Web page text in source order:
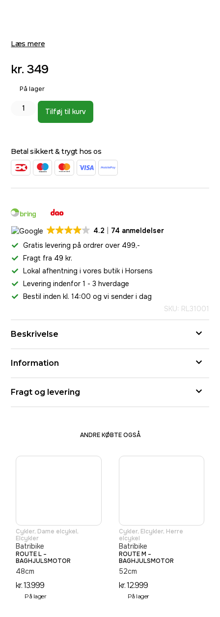
Læs mere
kr. 349
På lager
Tilføj til kurv
Betal sikkert & trygt hos os
4.2
74 anmeldelser
Gratis levering på ordrer over 499,-
Fragt fra 49 kr.
Lokal afhentning i vores butik i Horsens
Levering indenfor 1 - 3 hverdage
Bestil inden kl. 14:00 og vi sender i dag
SKU: RL31001
Beskrivelse
Information
Fragt og levering
ANDRE KØBTE OGSÅ
Cykler, Dame elcykel,
Elcykler
Batribike
ROUTE L –
BAGHJULSMOTOR
48cm
kr.13.999
På lager
Cykler, Elcykler, Herre
elcykel
Batribike
ROUTE M –
BAGHJULSMOTOR
52cm
kr.12.999
På lager